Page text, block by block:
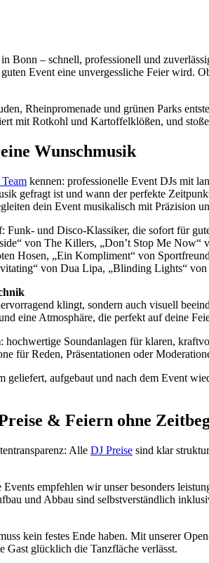
Bonn – schnell, professionell und
Event eine unvergessliche Feier wird.
Rheinpromenade und grünen Parks
mit Rotkohl und Kartoffelklößen, und
Wunschmusik
kennen: professionelle Event DJs mit
gefragt ist und wann der perfekte
dein Event musikalisch mit Präzision
Funk- und Disco-Klassiker, die sofort für
von The Killers, „Don’t Stop Me Now“
Hosen, „Ein Kompliment“ von
von Dua Lipa, „Blinding Lights“
klingt, sondern auch visuell
eine Atmosphäre, die perfekt auf deine
hochwertige Soundanlagen für klaren,
für Reden, Präsentationen oder
geliefert, aufgebaut und nach dem Event
& Feiern ohne
Alle DJ Preise sind klar
Events empfehlen wir unser besonders
und Abbau sind selbstverständlich
kein festes Ende haben. Mit unserer
Gast glücklich die Tanzfläche verlässt.